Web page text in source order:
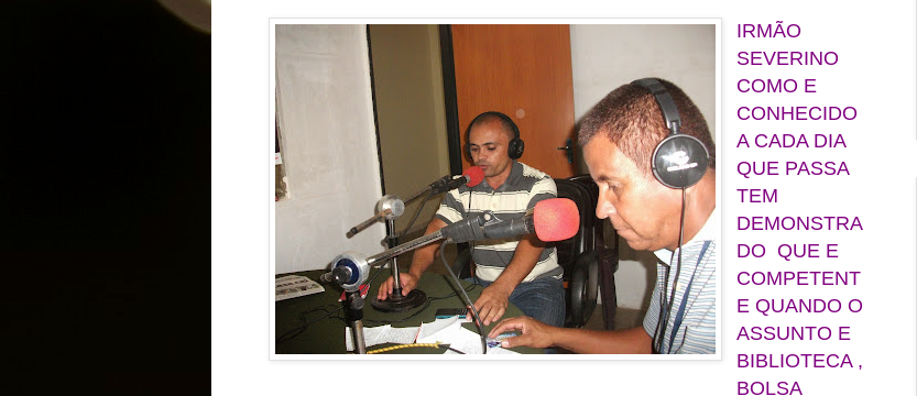
IRMÃO
SEVERINO
COMO E
CONHECIDO
A CADA DIA
QUE PASSA
TEM
DEMONSTRA
DO QUE E
COMPETENT
E QUANDO O
ASSUNTO E
BIBLIOTECA ,
BOLSA